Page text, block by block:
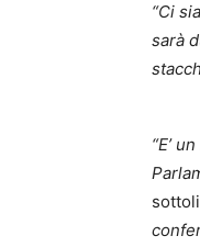
“Ci
sarà
“E’